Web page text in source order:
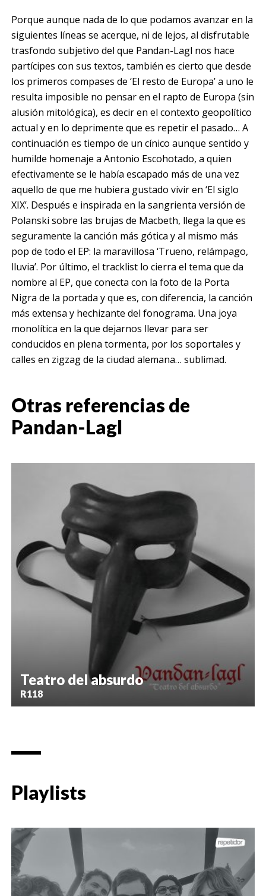
Porque aunque nada de lo que podamos avanzar en la
siguientes líneas se acerque, ni de lejos, al disfrutable
trasfondo subjetivo del que Pandan-Lagl nos hace
partícipes con sus textos, también es cierto que desde
los primeros compases de ‘El resto de Europa’ a uno le
resulta imposible no pensar en el rapto de Europa (sin
alusión mitológica), es decir en el contexto geopolítico
actual y en lo deprimente que es repetir el pasado… A
continuación es tiempo de un cínico aunque sentido y
humilde homenaje a Antonio Escohotado, a quien
efectivamente se le había escapado más de una vez
aquello de que me hubiera gustado vivir en ‘El siglo
XIX’. Después e inspirada en la sangrienta versión de
Polanski sobre las brujas de Macbeth, llega la que es
seguramente la canción más gótica y al mismo más
pop de todo el EP: la maravillosa ‘Trueno, relámpago,
lluvia’. Por último, el tracklist lo cierra el tema que da
nombre al EP, que conecta con la foto de la Porta
Nigra de la portada y que es, con diferencia, la canción
más extensa y hechizante del fonograma. Una joya
monolítica en la que dejarnos llevar para ser
conducidos en plena tormenta, por los soportales y
calles en zigzag de la ciudad alemana… sublimad.
Otras referencias de
Pandan-Lagl
Teatro del absurdo
R118
Playlists